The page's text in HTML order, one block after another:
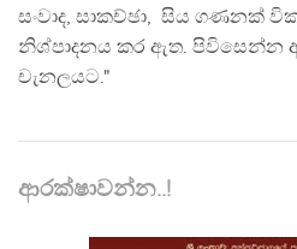
සංවාද, සාකච්ඡා, සිය ගණනක්
නිශ්පාදනය කර ඇත. පිවිසෙන්න
චැනලයට."
ආරක්ෂාවන්න..!